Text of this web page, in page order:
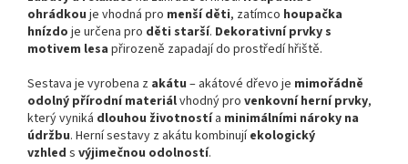
ohrádkou je vhodná pro menší děti, zatímco houpačka
hnízdo je určena pro děti starší. Dekorativní prvky s
motivem lesa přirozeně zapadají do prostředí hřiště.
Sestava je vyrobena z akátu – akátové dřevo je mimořádně
odolný přírodní materiálvhodný pro venkovní herní prvky,
který vyniká dlouhou životnostía minimálními nároky na
údržbu. Herní sestavy z akátu kombinujíekologický
vzhled s výjimečnou odolností.